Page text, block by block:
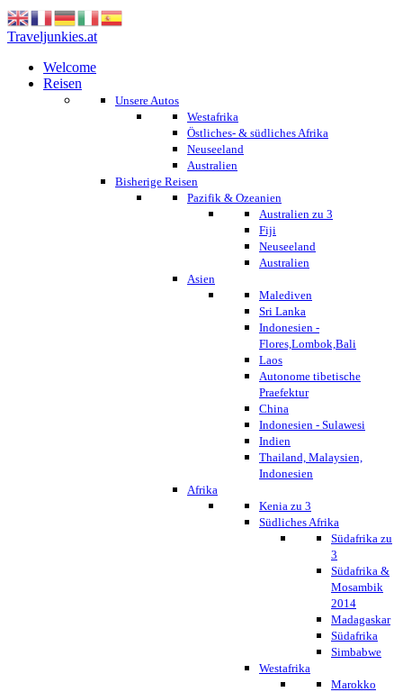
Traveljunkies.at
Welcome
Reisen
Unsere Autos
Westafrika
Östliches- & südliches Afrika
Neuseeland
Australien
Bisherige Reisen
Pazifik & Ozeanien
Australien zu 3
Fiji
Neuseeland
Australien
Asien
Malediven
Sri Lanka
Indonesien -
Flores,Lombok,Bali
Laos
Autonome tibetische
Praefektur
China
Indonesien - Sulawesi
Indien
Thailand, Malaysien,
Indonesien
Afrika
Kenia zu 3
Südliches Afrika
Südafrika zu
3
Südafrika &
Mosambik
2014
Madagaskar
Südafrika
Simbabwe
Westafrika
Marokko